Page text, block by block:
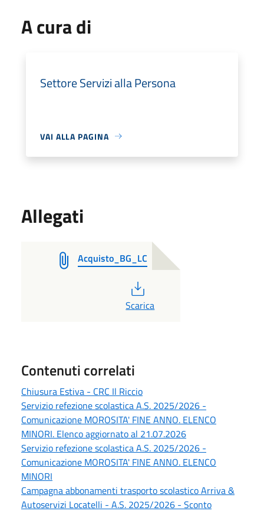
A cura di
Settore Servizi alla Persona
VAI ALLA PAGINA
Allegati
Acquisto_BG_LC
Scarica
Contenuti correlati
Chiusura Estiva - CRC Il Riccio
Servizio refezione scolastica A.S. 2025/2026 -
Comunicazione MOROSITA' FINE ANNO. ELENCO
MINORI. Elenco aggiornato al 21.07.2026
Servizio refezione scolastica A.S. 2025/2026 -
Comunicazione MOROSITA' FINE ANNO. ELENCO
MINORI
Campagna abbonamenti trasporto scolastico Arriva &
Autoservizi Locatelli - A.S. 2025/2026 - Sconto